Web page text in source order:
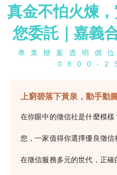
真金不怕火煉
您委託｜嘉義
專業辦案透明價
0800-
上窮碧落下黃泉，動手動
在你眼中的徵信社是什麼模
您，一家值得你選擇優良徵
在徵信服務多元的世代，正